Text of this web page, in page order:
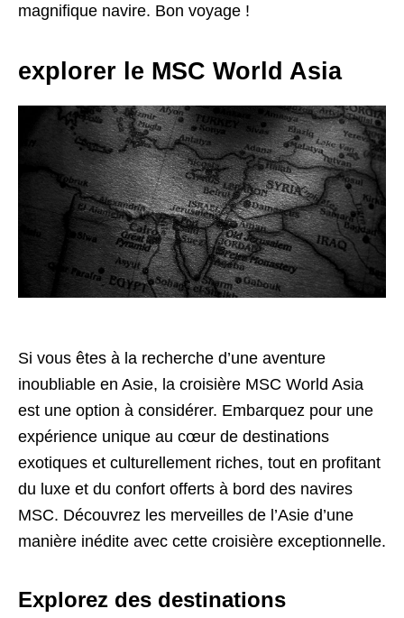
magnifique navire. Bon voyage !
explorer le MSC World Asia
Si vous êtes à la recherche d’une aventure
inoubliable en Asie, la croisière MSC World Asia
est une option à considérer. Embarquez pour une
expérience unique au cœur de destinations
exotiques et culturellement riches, tout en profitant
du luxe et du confort offerts à bord des navires
MSC. Découvrez les merveilles de l’Asie d’une
manière inédite avec cette croisière exceptionnelle.
Explorez des destinations